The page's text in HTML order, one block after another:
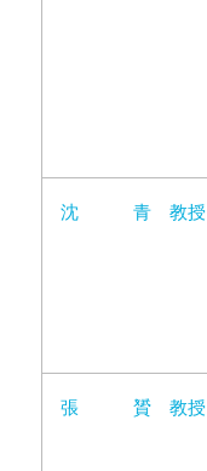
沈 青 教授
張 贇 教授